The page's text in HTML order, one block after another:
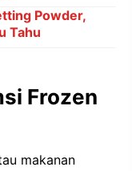
Powder,
Tahu
Frozen
makanan